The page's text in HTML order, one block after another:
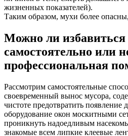
жизненных показателей).
Таким образом, мухи более
Можно ли избавиться
самостоятельно или
профессиональная
Рассмотрим самостоятельные
своевременный вынос мусора,
чистоте предотвратить появление
оборудование окон москитными
проникнуть надоедливым
знакомые всем липкие клеевые